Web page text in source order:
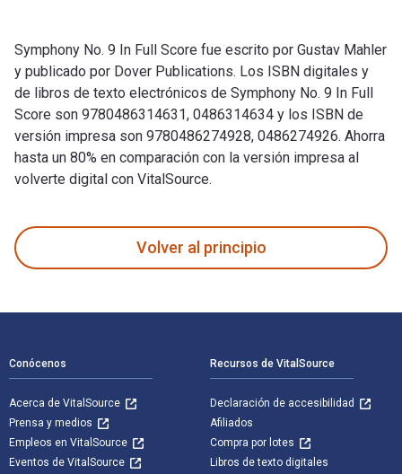
Symphony No. 9 In Full Score fue escrito por Gustav Mahler
y publicado por Dover Publications. Los ISBN digitales y
de libros de texto electrónicos de Symphony No. 9 In Full
Score son 9780486314631, 0486314634 y los ISBN de
versión impresa son 9780486274928, 0486274926. Ahorra
hasta un 80% en comparación con la versión impresa al
volverte digital con VitalSource.
Volver al principio
Conócenos
Acerca de VitalSource
Prensa y medios
Empleos en VitalSource
Eventos de VitalSource
Recursos de VitalSource
Declaración de accesibilidad
Afiliados
Compra por lotes
Libros de texto digitales